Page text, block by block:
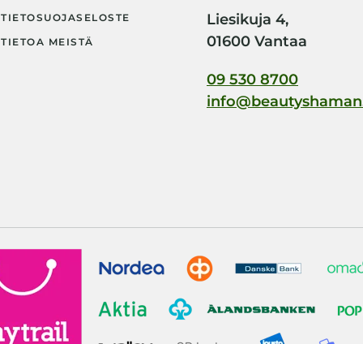
TIETOSUOJASELOSTE
TIETOA MEISTÄ
Liesikuja 4,
01600 Vantaa
09 530 8700